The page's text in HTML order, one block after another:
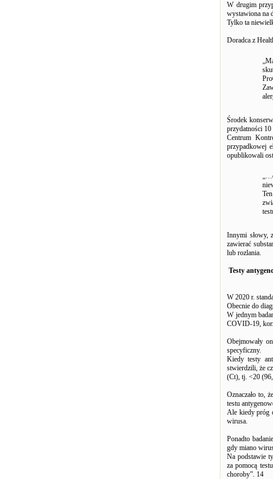
W drugim
wystawiona na
Tylko ta
Doradca z
Środek
przydatności
Centrum
przypadkowej
opublikowali
Innymi słowy,
zawierać
lub rozlania.
Testy
W 2020 r.
Obecnie do
W jednym
COVID-19,
Obejmowały
specyficzny.
Kiedy testy
stwierdzili, że
(Ct), tj. <20
Oznaczało to,
testu
Ale kiedy próg
wirusa.
Ponadto
gdy miano
Na podstawie
za pomocą
choroby”. 14